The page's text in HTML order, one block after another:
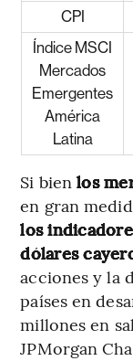
CPI
Índice MSCI
Mercados
Emergentes
América
Latina
Si bienlos
en gran
los
dólares
acciones y la
países en
millones en
JPMorgan